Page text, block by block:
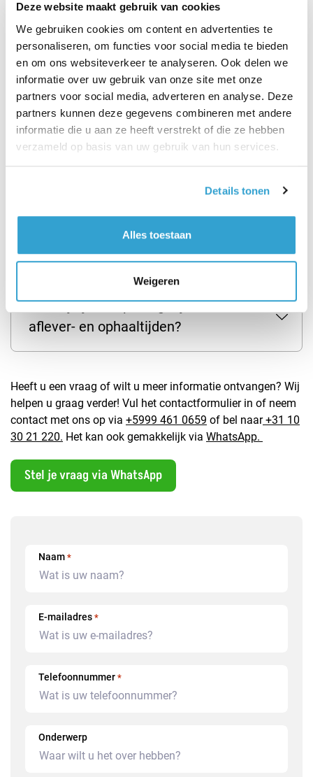
Deze website maakt gebruik van cookies
We gebruiken cookies om content en advertenties te
personaliseren, om functies voor social media te bieden
en om ons websiteverkeer te analyseren. Ook delen we
informatie over uw gebruik van onze site met onze
partners voor social media, adverteren en analyse. Deze
partners kunnen deze gegevens combineren met andere
informatie die u aan ze heeft verstrekt of die ze hebben
verzameld op basis van uw gebruik van hun services.
Details tonen
Alles toestaan
Weigeren
ongeluk?
Wordt de auto gebracht en
opgehaald?
Moet ik de auto volgetankt in te
leveren?
Wat zijn jullie openingstijden &
aflever- en ophaaltijden?
Heeft u een vraag of wilt u meer informatie ontvangen? Wij
helpen u graag verder! Vul het contactformulier in of neem
contact met ons op via +5999 461 0659 of bel naar+31 10
30 21 220. Het kan ook gemakkelijk via WhatsApp.
Stel je vraag via WhatsApp
Naam *
E-mailadres *
Telefoonnummer *
Onderwerp